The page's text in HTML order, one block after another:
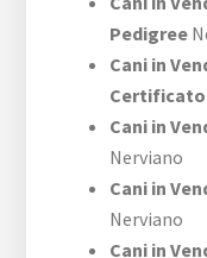
Pedigree
Cani in
Certificato
Cani in
Nerviano
Cani in
Nerviano
Cani in